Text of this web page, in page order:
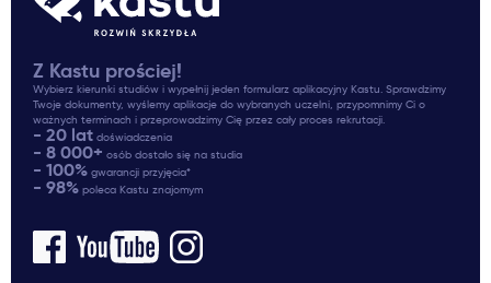
Z Kastu prościej!
Wybierz kierunki studiów i wypełnij jeden formularz aplikacyjny Kastu. Sprawdzimy
Twoje dokumenty, wyślemy aplikacje do wybranych uczelni, przypomnimy Ci o
ważnych terminach i przeprowadzimy Cię przez cały proces rekrutacji.
- 20 lat doświadczenia
- 8 000+ osób dostało się na studia
- 100% gwarancji przyjęcia*
- 98% poleca Kastu znajomym